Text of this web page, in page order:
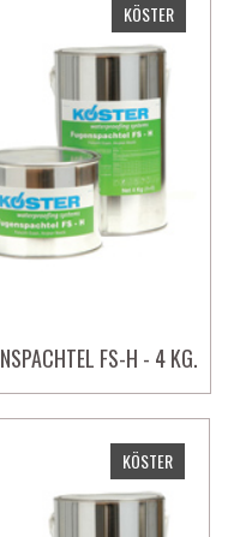
FS-H - 4 KG.
KÖSTER
KÖSTER